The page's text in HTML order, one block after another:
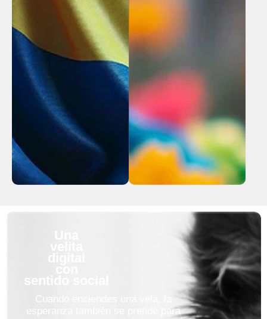
sentido social
esperanza también se prende para